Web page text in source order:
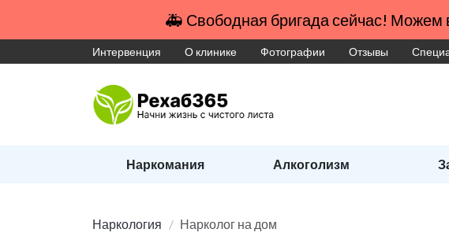
🚑 Свободная бригада сейчас! Можем
Интервенция О клинике Фотографии Отзывы
Наркомания Алкоголизм
Наркология Нарколог на дом